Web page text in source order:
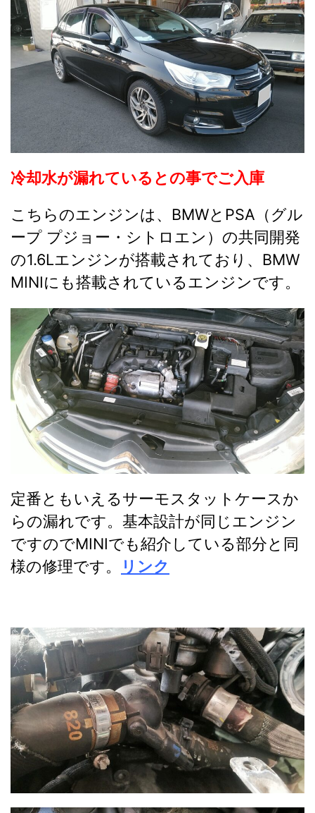
冷却水が漏れているとの事でご入庫
こちらのエンジンは、BMWとPSA（グル
ープ プジョー・シトロエン）の共同開発
の1.6Lエンジンが搭載されており、 BMW
MINIにも搭載されているエンジンです。
定番ともいえるサーモスタットケースか
らの漏れです。基本設計が同じエンジン
ですのでMINIでも紹介している部分と同
様の修理です。
リンク